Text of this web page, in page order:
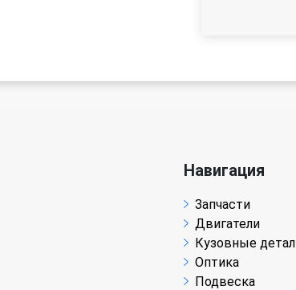
Навигация
Запчасти
Двигатели
Кузовные
Оптика
Подвеска